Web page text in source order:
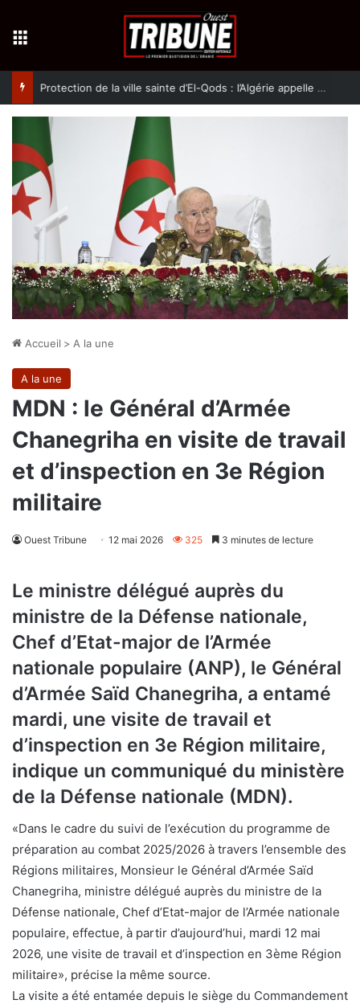
Protection de la ville sainte d’El-Qods : l’Algérie appelle à une action collective
Accueil > A la une
A la une
MDN : le Général d’Armée
Chanegriha en visite de travail
et d’inspection en 3e Région
militaire
Ouest Tribune 12 mai 2026 325 3 minutes de lecture
Le ministre délégué auprès du
ministre de la Défense nationale,
Chef d’Etat-major de l’Armée
nationale populaire (ANP), le Général
d’Armée Saïd Chanegriha, a entamé
mardi, une visite de travail et
d’inspection en 3e Région militaire,
indique un communiqué du ministère
de la Défense nationale (MDN).
«Dans le cadre du suivi de l’exécution du programme de
préparation au combat 2025/2026 à travers l’ensemble des
Régions militaires, Monsieur le Général d’Armée Saïd
Chanegriha, ministre délégué auprès du ministre de la
Défense nationale, Chef d’Etat-major de l’Armée nationale
populaire, effectue, à partir d’aujourd’hui, mardi 12 mai
2026, une visite de travail et d’inspection en 3ème Région
militaire», précise la même source.
La visite a été entamée depuis le siège du Commandement